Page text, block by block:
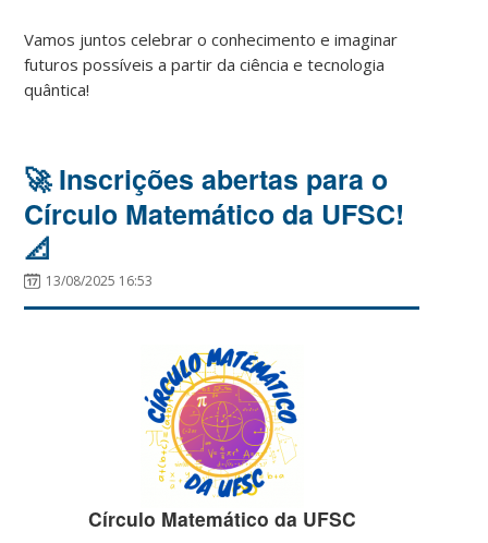
Vamos juntos celebrar o conhecimento e imaginar
futuros possíveis a partir da ciência e tecnologia
quântica!
🚀 Inscrições abertas para o
Círculo Matemático da UFSC!
📐
13/08/2025 16:53
Círculo Matemático da UFSC